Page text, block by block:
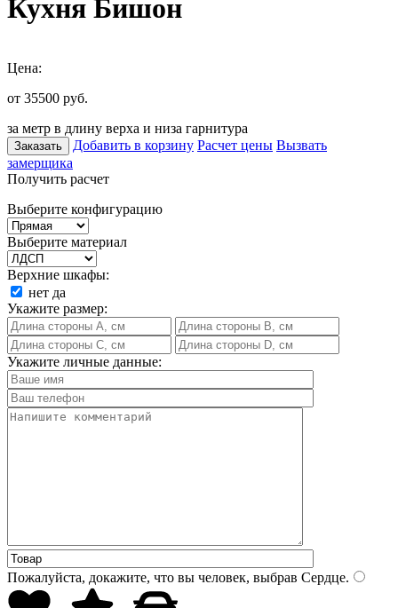
Кухня Бишон
Цена:
от 35500 руб.
за метр в длину верха и низа гарнитура
Заказать Добавить в корзину Расчет цены Вызвать
замерщика
Получить расчет
Выберите конфигурацию
Выберите материал
Верхние шкафы:
нет да
Укажите размер:
Укажите личные данные:
Пожалуйста, докажите, что вы человек, выбрав Сердце.